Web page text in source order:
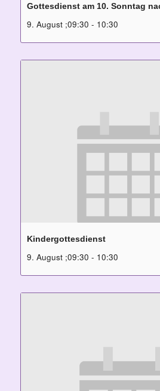
Gottesdienst am 10. Sonntag
9. August ;09:30 - 10:30
Kindergottesdienst
9. August ;09:30 - 10:30